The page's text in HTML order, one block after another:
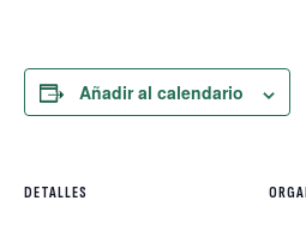
Añadir al calendario
DETALLES